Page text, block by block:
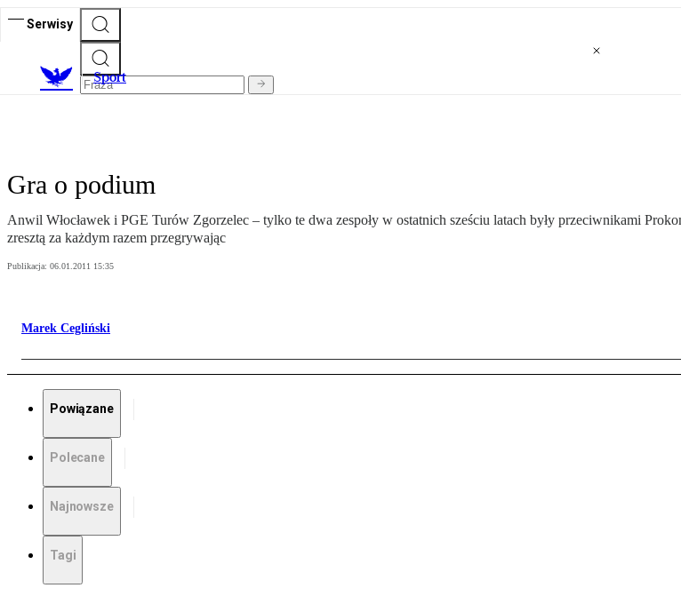
Serwisy
Sport
Gra o podium
Anwil Włocławek i PGE Turów Zgorzelec – tylko te dwa zespoły w ostatnich sześciu latach były przeciwnikami
zresztą za każdym razem przegrywając
Publikacja: 06.01.2011 15:35
Marek Cegliński
Powiązane
Polecane
Najnowsze
Tagi